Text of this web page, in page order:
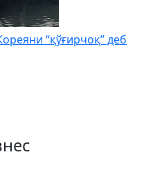
“қўғирчоқ” деб